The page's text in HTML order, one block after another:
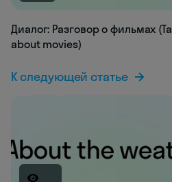
Диалог: Разговор о фильмах
about movies)
К следующей статье